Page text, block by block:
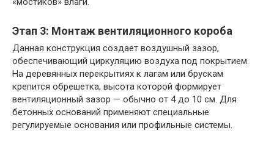
Этап 3: Монтаж вентиляционного короба
Данная конструкция создает воздушный зазор,
обеспечивающий циркуляцию воздуха под покрытием.
На деревянных перекрытиях к лагам или брускам
крепится обрешетка, высота которой формирует
вентиляционный зазор — обычно от 4 до 10 см. Для
бетонных оснований применяют специальные
регулируемые основания или профильные системы.